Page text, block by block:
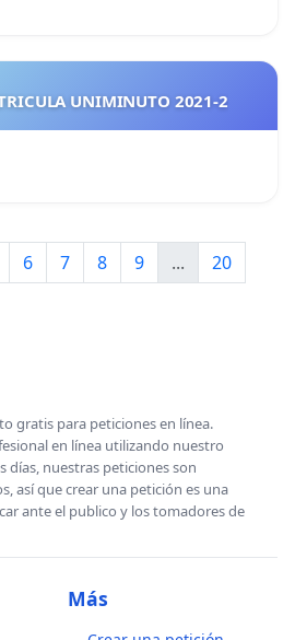
DESCUENTO MATRICULA UNIMINUTO 2021-2
6 7 8 9 ...
20
gratis para peticiones en línea.
en línea utilizando nuestro
días, nuestras peticiones son
así que crear una petición es una
ante el publico y los tomadores de
Más